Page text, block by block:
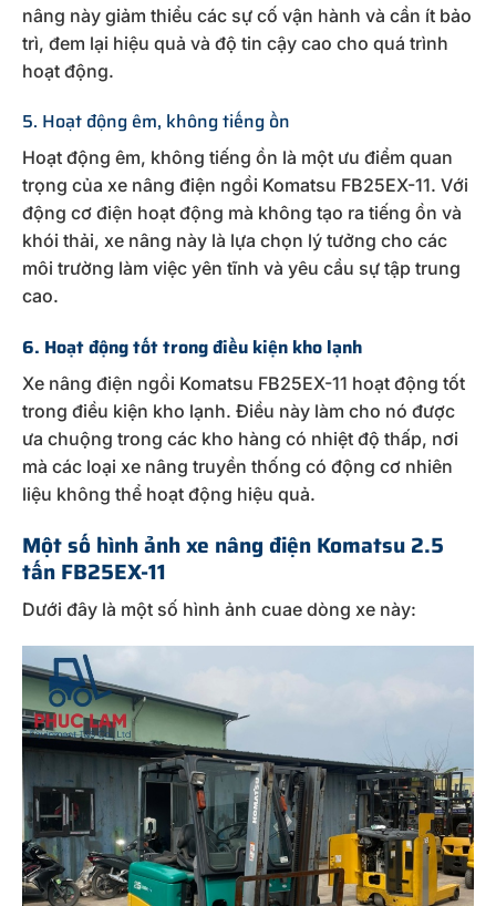
nâng này giảm thiểu các sự cố vận hành và cần ít bảo
trì, đem lại hiệu quả và độ tin cậy cao cho quá trình
hoạt động.
5. Hoạt động êm, không tiếng ồn
Hoạt động êm, không tiếng ồn là một ưu điểm quan
trọng của xe nâng điện ngồi Komatsu FB25EX-11. Với
động cơ điện hoạt động mà không tạo ra tiếng ồn và
khói thải, xe nâng này là lựa chọn lý tưởng cho các
môi trường làm việc yên tĩnh và yêu cầu sự tập trung
cao.
6. Hoạt động tốt trong điều kiện kho lạnh
Xe nâng điện ngồi Komatsu FB25EX-11 hoạt động tốt
trong điều kiện kho lạnh. Điều này làm cho nó được
ưa chuộng trong các kho hàng có nhiệt độ thấp, nơi
mà các loại xe nâng truyền thống có động cơ nhiên
liệu không thể hoạt động hiệu quả.
Một số hình ảnhxe nâng điện Komatsu 2.5
tấn FB25EX-11
Dưới đây là một số hình ảnh cuae dòng xe này: